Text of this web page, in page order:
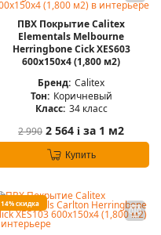
ПВХ Покрытие Calitex
Elementals Melbourne
Herringbone Cick XES603
600x150x4 (1,800 м2)
Бренд: Calitex
Тон: Коричневый
Класс: 34 класс
2 990 2 564 i за 1 м2
Купить
14% скидка